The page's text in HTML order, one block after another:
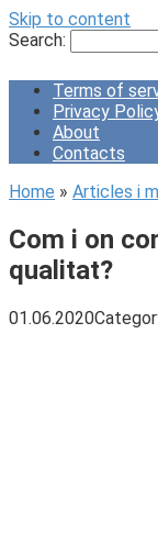
Skip to content
Search:
Terms of
Privacy
About
Contacts
Home » Articles i
Com i on
qualitat?
01.06.2020